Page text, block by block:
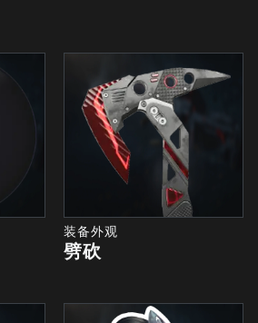
装备外观
劈砍